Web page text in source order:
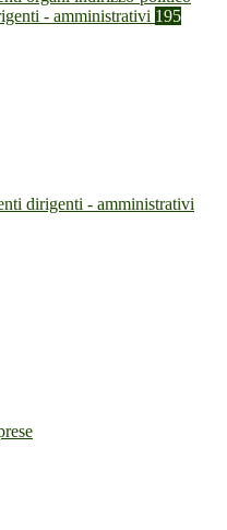
- amministrativi 195
dirigenti - amministrativi